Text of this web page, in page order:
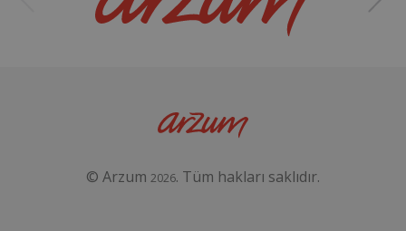
© Arzum 2026. Tüm hakları saklıdır.